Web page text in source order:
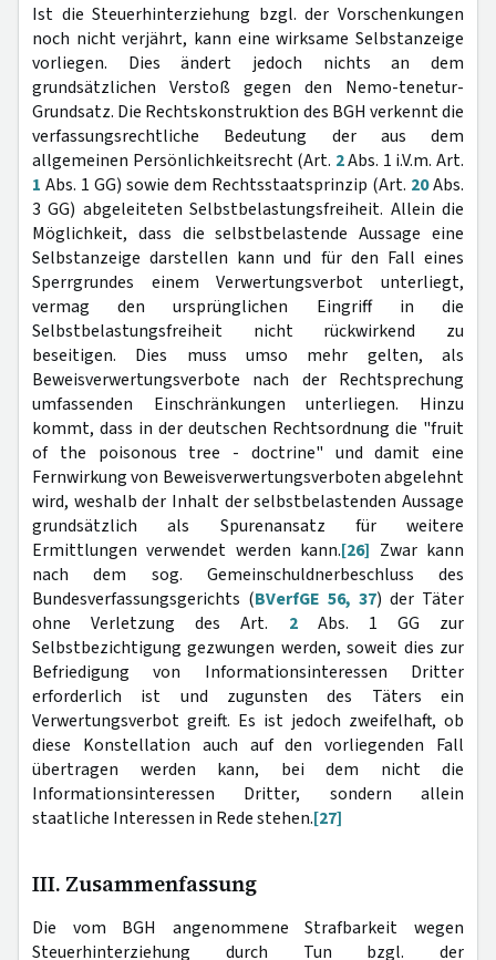
Ist die Steuerhinterziehung bzgl. der Vorschenkungen
noch nicht verjährt, kann eine wirksame Selbstanzeige
vorliegen. Dies ändert jedoch nichts an dem
grundsätzlichen Verstoß gegen den Nemo-tenetur-
Grundsatz. Die Rechtskonstruktion des BGH verkennt die
verfassungsrechtliche Bedeutung der aus dem
allgemeinen Persönlichkeitsrecht (Art. 2Abs. 1 i.V.m. Art.
1 Abs. 1 GG) sowie dem Rechtsstaatsprinzip (Art. 20Abs.
3 GG) abgeleiteten Selbstbelastungsfreiheit. Allein die
Möglichkeit, dass die selbstbelastende Aussage eine
Selbstanzeige darstellen kann und für den Fall eines
Sperrgrundes einem Verwertungsverbot unterliegt,
vermag den ursprünglichen Eingriff in die
Selbstbelastungsfreiheit nicht rückwirkend zu
beseitigen. Dies muss umso mehr gelten, als
Beweisverwertungsverbote nach der Rechtsprechung
umfassenden Einschränkungen unterliegen. Hinzu
kommt, dass in der deutschen Rechtsordnung die "fruit
of the poisonous tree - doctrine" und damit eine
Fernwirkung von Beweisverwertungsverboten abgelehnt
wird, weshalb der Inhalt der selbstbelastenden Aussage
grundsätzlich als Spurenansatz für weitere
Ermittlungen verwendet werden kann.[26] Zwar kann
nach dem sog. Gemeinschuldnerbeschluss des
Bundesverfassungsgerichts (BVerfGE 56, 37) der Täter
ohne Verletzung des Art. 2Abs. 1 GG zur
Selbstbezichtigung gezwungen werden, soweit dies zur
Befriedigung von Informationsinteressen Dritter
erforderlich ist und zugunsten des Täters ein
Verwertungsverbot greift. Es ist jedoch zweifelhaft, ob
diese Konstellation auch auf den vorliegenden Fall
übertragen werden kann, bei dem nicht die
Informationsinteressen Dritter, sondern allein
staatliche Interessen in Rede stehen.[27]
III. Zusammenfassung
Die vom BGH angenommene Strafbarkeit wegen
Steuerhinterziehung durch Tun bzgl. der